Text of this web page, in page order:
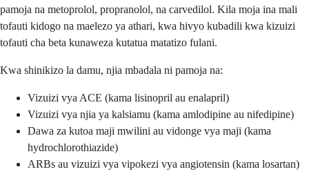
pamoja na metoprolol, propranolol, na carvedilol. Kila moja ina mali
tofauti kidogo na maelezo ya athari, kwa hivyo kubadili kwa kizuizi
tofauti cha beta kunaweza kutatua matatizo fulani.
Kwa shinikizo la damu, njia mbadala ni pamoja na:
Vizuizi vya ACE (kama lisinopril au enalapril)
Vizuizi vya njia ya kalsiamu (kama amlodipine au nifedipine)
Dawa za kutoa maji mwilini au vidonge vya maji (kama
hydrochlorothiazide)
ARBs au vizuizi vya vipokezi vya angiotensin (kama losartan)